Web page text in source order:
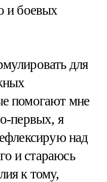
и боевых
для
помогают мне
первых, я
над
и стараюсь
к тому,